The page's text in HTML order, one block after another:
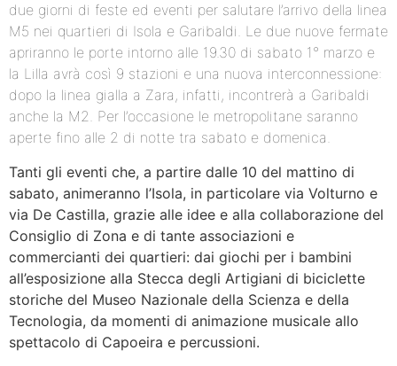
due giorni di feste ed eventi per salutare l’arrivo della linea
M5 nei quartieri di Isola e Garibaldi. Le due nuove fermate
apriranno le porte intorno alle 19.30 di sabato 1° marzo e
la Lilla avrà così 9 stazioni e una nuova interconnessione:
dopo la linea gialla a Zara, infatti, incontrerà a Garibaldi
anche la M2. Per l’occasione le metropolitane saranno
aperte fino alle 2 di notte tra sabato e domenica.
Tanti gli eventi che, a partire dalle 10 del mattino di
sabato, animeranno l’Isola, in particolare via Volturno e
via De Castilla, grazie alle idee e alla collaborazione del
Consiglio di Zona e di tante associazioni e
commercianti dei quartieri: dai giochi per i bambini
all’esposizione alla Stecca degli Artigiani di biciclette
storiche del Museo Nazionale della Scienza e della
Tecnologia, da momenti di animazione musicale allo
spettacolo di Capoeira e percussioni.